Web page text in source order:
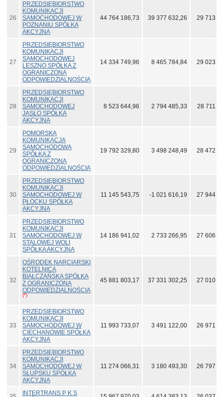
26
PRZEDSIĘBIORSTWO
KOMUNIKACJI
SAMOCHODOWEJ W
POZNANIU SPÓŁKA
AKCYJNA
44 764 186,73 39 377 632,26 29 713
27
PRZEDSIĘBIORSTWO
KOMUNIKACJI
SAMOCHODOWEJ
LESZNO SPÓŁKA Z
OGRANICZONĄ
ODPOWIEDZIALNOŚCIĄ
14 334 749,96 8 465 784,84 29 023
28
PRZEDSIĘBIORSTWO
KOMUNIKACJI
SAMOCHODOWEJ
JASŁO SPÓŁKA
AKCYJNA
8 523 644,96 2 794 485,33 28 711
29
POMORSKA
KOMUNIKACJA
SAMOCHODOWA
SPÓŁKA Z
OGRANICZONĄ
ODPOWIEDZIALNOŚCIĄ
19 792 329,80 3 498 248,49 28 472
30
PRZEDSIĘBIORSTWO
KOMUNIKACJI
SAMOCHODOWEJ W
PŁOCKU SPÓŁKA
AKCYJNA
11 145 543,75 -1 021 616,19 27 944
31
PRZEDSIĘBIORSTWO
KOMUNIKACJI
SAMOCHODOWEJ W
STALOWEJ WOLI
SPÓŁKA AKCYJNA
14 186 941,02 2 733 266,95 27 606
32
OŚRODEK NARCIARSKI
KOTELNICA
BIAŁCZAŃSKA SPÓŁKA
Z OGRANICZONĄ
ODPOWIEDZIALNOŚCIĄ
(*)
45 881 803,17 37 331 302,25 27 010
33
PRZEDSIĘBIORSTWO
KOMUNIKACJI
SAMOCHODOWEJ W
CIECHANOWIE SPÓŁKA
AKCYJNA
11 993 733,07 3 491 122,00 26 971
34
PRZEDSIĘBIORSTWO
KOMUNIKACJI
SAMOCHODOWEJ W
SŁUPSKU SPÓŁKA
AKCYJNA
11 274 066,31 3 180 493,30 26 797
INTERTRANS P K S